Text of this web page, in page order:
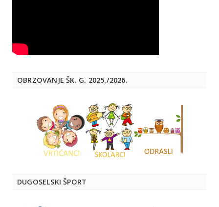
OBRZOVANJE ŠK. G. 2025./2026.
DUGOSELSKI ŠPORT